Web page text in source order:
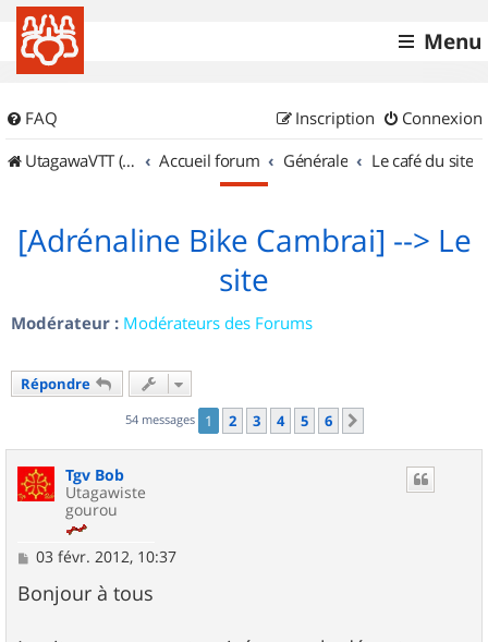
Menu
FAQ Connexion
Inscription
UtagawaVTT (Randos VTT et VTTAE avec traces GPS)
Accueil forum Générale Le café du site
[Adrénaline Bike Cambrai] --> Le
site
Modérateur : Modérateurs des Forums
Répondre
54 messages 1 2 3 4 5 6
Tgv Bob
Utagawiste
gourou
M
s
s
03 févr. 2012, 10:37
Bonjour à tous